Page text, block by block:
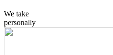
We take
personally